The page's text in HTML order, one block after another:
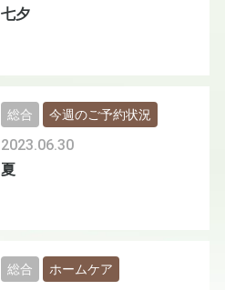
七夕
夏
2023.06.30
総合 今週のご予約状況
総合 ホームケア